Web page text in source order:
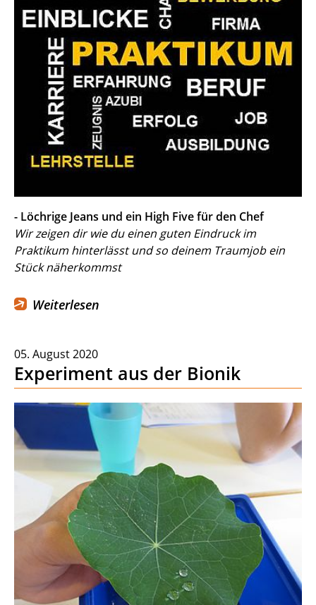
- Löchrige Jeans und ein High Five für den Chef
Wir zeigen dir wie du einen guten Eindruck im
Praktikum hinterlässt und so deinem Traumjob ein
Stück näherkommst
Weiterlesen
05. August 2020
Experiment aus der Bionik